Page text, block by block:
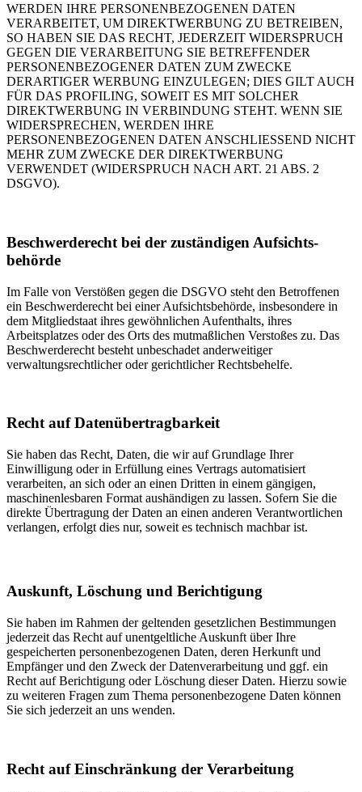
WERDEN IHRE PERSONENBEZOGENEN DATEN
VERARBEITET, UM DIREKTWERBUNG ZU BETREIBEN,
SO HABEN SIE DAS RECHT, JEDERZEIT WIDERSPRUCH
GEGEN DIE VERARBEITUNG SIE BETREFFENDER
PERSONENBEZOGENER DATEN ZUM ZWECKE
DERARTIGER WERBUNG EINZULEGEN; DIES GILT AUCH
FÜR DAS PROFILING, SOWEIT ES MIT SOLCHER
DIREKTWERBUNG IN VERBINDUNG STEHT. WENN SIE
WIDERSPRECHEN, WERDEN IHRE
PERSONENBEZOGENEN DATEN ANSCHLIESSEND NICHT
MEHR ZUM ZWECKE DER DIREKTWERBUNG
VERWENDET (WIDERSPRUCH NACH ART. 21 ABS. 2
DSGVO).
Beschwerde­recht bei der zuständigen Aufsichts­
behörde
Im Falle von Verstößen gegen die DSGVO steht den Betroffenen
ein Beschwerderecht bei einer Aufsichtsbehörde, insbesondere in
dem Mitgliedstaat ihres gewöhnlichen Aufenthalts, ihres
Arbeitsplatzes oder des Orts des mutmaßlichen Verstoßes zu. Das
Beschwerderecht besteht unbeschadet anderweitiger
verwaltungsrechtlicher oder gerichtlicher Rechtsbehelfe.
Recht auf Daten­übertrag­barkeit
Sie haben das Recht, Daten, die wir auf Grundlage Ihrer
Einwilligung oder in Erfüllung eines Vertrags automatisiert
verarbeiten, an sich oder an einen Dritten in einem gängigen,
maschinenlesbaren Format aushändigen zu lassen. Sofern Sie die
direkte Übertragung der Daten an einen anderen Verantwortlichen
verlangen, erfolgt dies nur, soweit es technisch machbar ist.
Auskunft, Löschung und Berichtigung
Sie haben im Rahmen der geltenden gesetzlichen Bestimmungen
jederzeit das Recht auf unentgeltliche Auskunft über Ihre
gespeicherten personenbezogenen Daten, deren Herkunft und
Empfänger und den Zweck der Datenverarbeitung und ggf. ein
Recht auf Berichtigung oder Löschung dieser Daten. Hierzu sowie
zu weiteren Fragen zum Thema personenbezogene Daten können
Sie sich jederzeit an uns wenden.
Recht auf Einschränkung der Verarbeitung